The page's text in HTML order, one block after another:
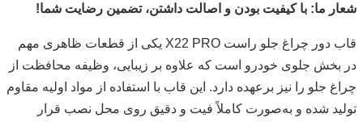
شعار ما: با کیفیت بودن و اصالت داشتن، تضمین رضایت شما!
قاب دور چراغ جلو راست X22 PRO یکی از قطعات ظاهری مهم
در بخش جلوی خودرو است که علاوه بر زیبایی، وظیفه محافظت از
چراغ جلو را نیز برعهده دارد. این قاب با استفاده از مواد اولیه مقاوم
تولید شده و به‌صورت کاملاً فیت و دقیق روی محل نصب قرار